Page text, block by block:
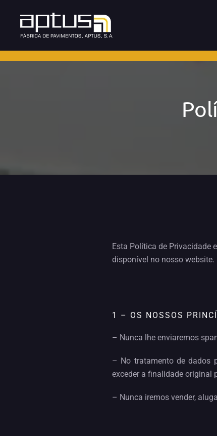
Skip to main content
Esta Política de Privacidade
disponível no nosso
1 – OS NOSSOS
– Nunca lhe enviaremos
– No tratamento de dados
exceder a finalidade original
– Nunca iremos vender,